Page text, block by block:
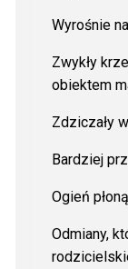
Wyrośnie
Zwykły
obiektem
Zdziczały
Bardziej
Ogień
Odmiany,